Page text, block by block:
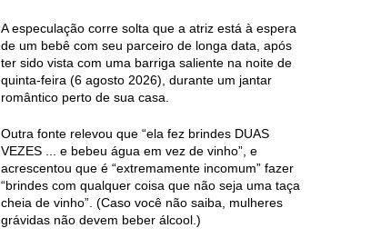
A especulação corre solta que a atriz está à espera
de um bebê com seu parceiro de longa data, após
ter sido vista com uma barriga saliente na noite de
quinta-feira (6 agosto 2026), durante um jantar
romântico perto de sua casa.
Outra fonte relevou que “ela fez brindes DUAS
VEZES ... e bebeu água em vez de vinho”, e
acrescentou que é “extremamente incomum” fazer
“brindes com qualquer coisa que não seja uma taça
cheia de vinho”. (Caso você não saiba, mulheres
grávidas não devem beber álcool.)